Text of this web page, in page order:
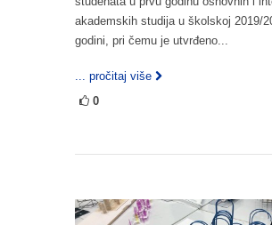
akademskih studija u školskoj 2019/
godini, pri čemu je utvrđeno...
... pročitaj više
0